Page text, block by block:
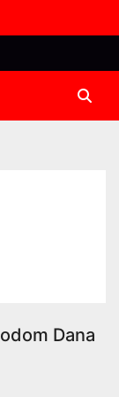
Dana